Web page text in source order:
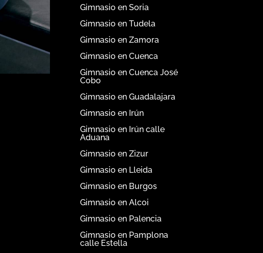
Gimnasio en Soria
Gimnasio en Tudela
Gimnasio en Zamora
Gimnasio en Cuenca
Gimnasio en Cuenca José
Cobo
Gimnasio en Guadalajara
Gimnasio en Irún
Gimnasio en Irún calle
Aduana
Gimnasio en Zizur
Gimnasio en Lleida
Gimnasio en Burgos
Gimnasio en Alcoi
Gimnasio en Palencia
Gimnasio en Pamplona
calle Estella